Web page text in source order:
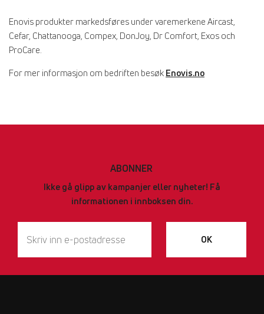
Enovis produkter markedsføres under varemerkene Aircast,
Cefar, Chattanooga, Compex, DonJoy, Dr Comfort, Exos och
ProCare.
For mer informasjon om bedriften besøkEnovis.no
ABONNER
Ikke gå glipp av kampanjer eller nyheter! Få
informationen i innboksen din.
OK